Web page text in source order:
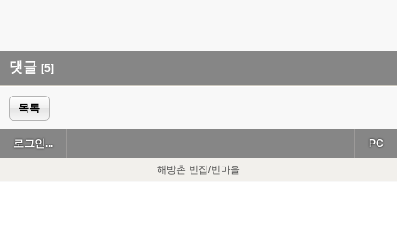
댓글 [5]
목록
로그인... PC
해방촌 빈집/빈마을